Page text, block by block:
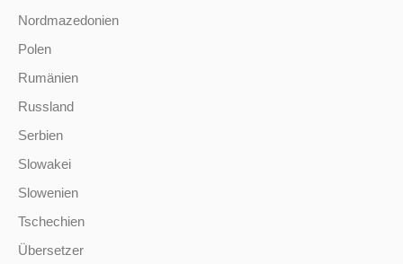
Nordmazedonien
Polen
Rumänien
Russland
Serbien
Slowakei
Slowenien
Tschechien
Übersetzer